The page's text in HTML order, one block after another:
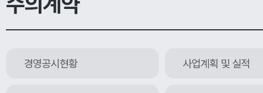
경영공시현황 사업계획 및 실적